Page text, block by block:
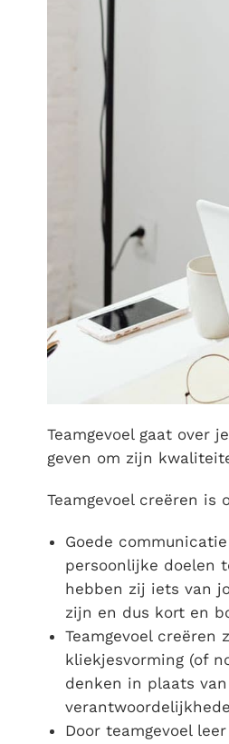
Teamgevoel gaat over
geven om zijn
Teamgevoel creëren is
Goede
persoonlijke doelen
hebben zij iets van
zijn en dus kort en
Teamgevoel
kliekjesvorming (of
denken in plaats
Door teamgevoel